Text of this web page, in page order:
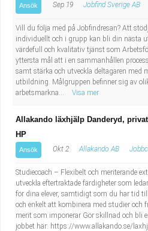
Ansök Sep 19 Jobfind Sverige AB
Vill du följa med på Jobfindresan? Att
individuellt och i grupp kan bli din nästa
värdefull och kvalitativ tjänst som
yttersta mål att i en sammanhållen
samt stärka och utveckla deltagaren med
utbildning. Målgruppen befinner sig av
arbetsmarkna...
Visa mer
Allakando läxhjälp Danderyd,
HP
Ansök Okt 2 Allakando AB
Studiecoach – Flexibelt och meriterande
utveckla eftertraktade färdigheter som
för dina elever, samtidigt som du har tid
och enkelt att kombinera med studier och
merit som imponerar Gör skillnad och bli
jobbet här: https://www.allakando.se/